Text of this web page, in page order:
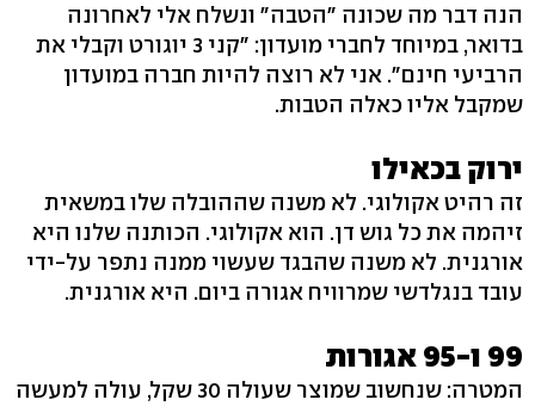
הנה דבר מה שכונה "הטבה" ונשלח אלי לאחרונה
בדואר, במיוחד לחברי מועדון: "קני 3 יוגורט וקבלי את
הרביעי חינם". אני לא רוצה להיות חברה במועדון
שמקבל אליו כאלה הטבות.
ירוק בכאילו
זה רהיט אקולוגי. לא משנה שההובלה שלו במשאית
זיהמה את כל גוש דן. הוא אקולוגי. הכותנה שלנו היא
אורגנית. לא משנה שהבגד שעשוי ממנה נתפר על-ידי
עובד בנגלדשי שמרוויח אגורה ביום. היא אורגנית.
99 ו-95 אגורות
המטרה: שנחשוב שמוצר שעולה 30 שקל, עולה למעשה